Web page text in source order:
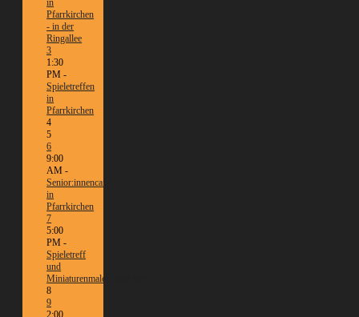
Pfarrkirchen
- in der
Ringallee
3
1:30
PM -
Spieletreffen
in
Pfarrkirchen
4
5
6
9:00
AM -
Senior:innencafé
in
Pfarrkirchen
7
5:00
PM -
Spieletreff
und
Miniaturenmalen/Tabletop
8
9
2:00